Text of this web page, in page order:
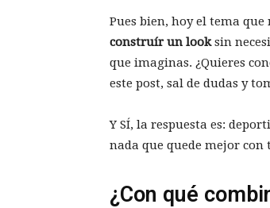
Pues bien, hoy el tema
construír un looksin
que imaginas. ¿Quieres
este post, sal de dudas y
Y SÍ, la respuesta es:
nada que quede mejor
¿Con qué